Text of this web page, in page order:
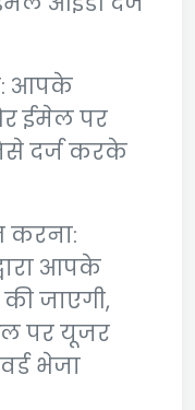
आपके
ईमेल पर
दर्ज करके
करना:
आपके
जाएगी,
पर यूजर
भेजा